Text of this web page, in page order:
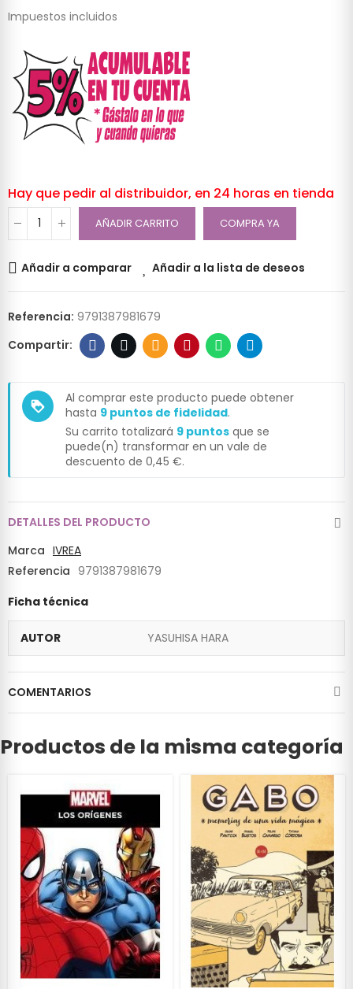
Impuestos incluidos
Hay que pedir al distribuidor, en 24 horas en tienda
AÑADIR CARRITO COMPRA YA
Añadir a comparar Añadir a la lista de deseos
Referencia: 9791387981679
loyalty
Al comprar este producto puede obtener
hasta 9 puntos de fidelidad.
Su carrito totalizará 9 puntos que se
puede(n) transformar en un vale de
descuento de 0,45 €.
DETALLES DEL PRODUCTO
Marca IVREA
Referencia 9791387981679
Ficha técnica
AUTOR YASUHISA HARA
COMENTARIOS
Productos de la misma categoría